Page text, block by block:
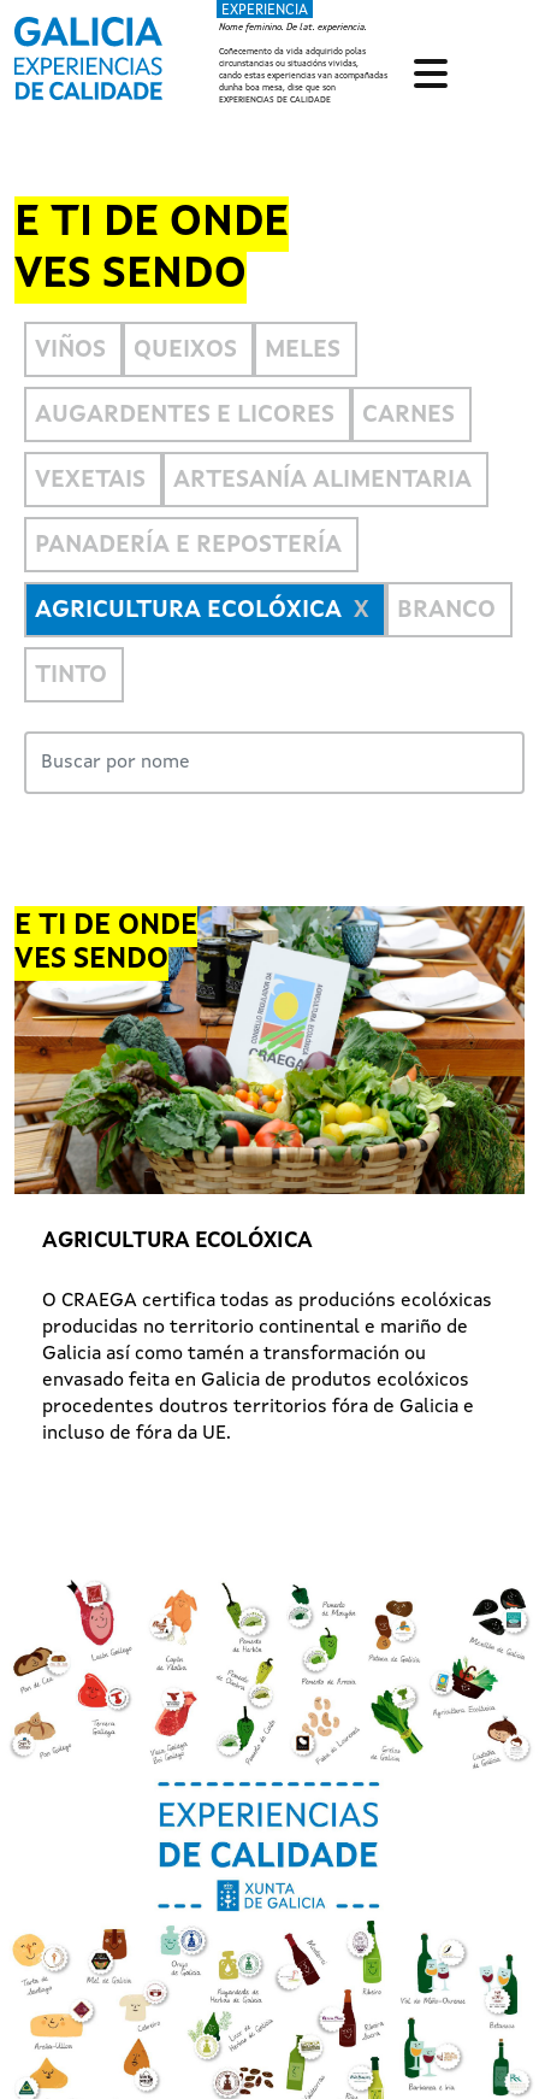
Ir o contido principal
EXPERIENCIA
Nome feminino. De lat. experiencia.
Coñecemento da vida adquirido polas
circunstancias ou situacións vividas,
cando estas experiencias van acompañadas
dunha boa mesa, dise que son
EXPERIENCIAS DE CALIDADE
E TI DE ONDE
VES SENDO
VIÑOS QUEIXOS MELES
AUGARDENTES E LICORES CARNES
VEXETAIS ARTESANÍA ALIMENTARIA
PANADERÍA E REPOSTERÍA
AGRICULTURA ECOLÓXICA BRANCO
TINTO
E TI DE ONDE
VES SENDO
AGRICULTURA ECOLÓXICA
O CRAEGA certifica todas as producións ecolóxicas
producidas no territorio continental e mariño de
Galicia así como tamén a transformación ou
envasado feita en Galicia de produtos ecolóxicos
procedentes doutros territorios fóra de Galicia e
incluso de fóra da UE.